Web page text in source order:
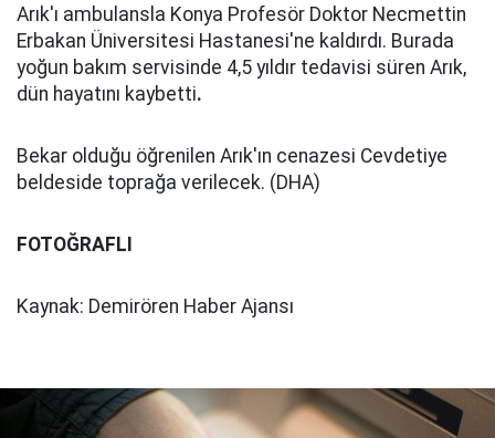
Arık'ı ambulansla Konya Profesör Doktor Necmettin
Erbakan Üniversitesi Hastanesi'ne kaldırdı. Burada
yoğun bakım servisinde 4,5 yıldır tedavisi süren Arık,
dün hayatını kaybetti.
Bekar olduğu öğrenilen Arık'ın cenazesi Cevdetiye
beldeside toprağa verilecek. (DHA)
FOTOĞRAFLI
Kaynak: Demirören Haber Ajansı